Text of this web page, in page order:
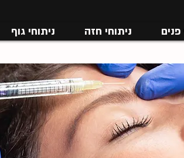
פנים ניתוחי חזה ניתוחי גוף